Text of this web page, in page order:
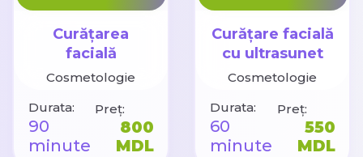
Curățarea
facială
combinată
Cosmetologie
Durata:
90
minute
Preț:
800
MDL
Curățare facială
cu ultrasunet
Cosmetologie
Durata:
60
minute
Preț:
550
MDL